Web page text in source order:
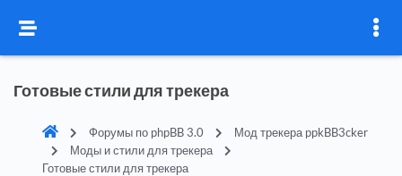
Готовые стили для трекера
Форумы по phpBB 3.0
Мод трекера ppkBB3cker
Моды и стили для трекера
Готовые стили для трекера